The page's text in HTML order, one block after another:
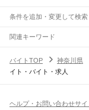
条件を追加・変更して検索
市区町村を追加・変更
神奈川県
すべて
横浜市 すべて
川崎市すべて
駅を追加・変更
職種を追加・変更
飲食・フードサービス
関連キーワード
バイトTOP
神奈川県
イト・バイト・求人
ヘルプ・お問い合わせサイ